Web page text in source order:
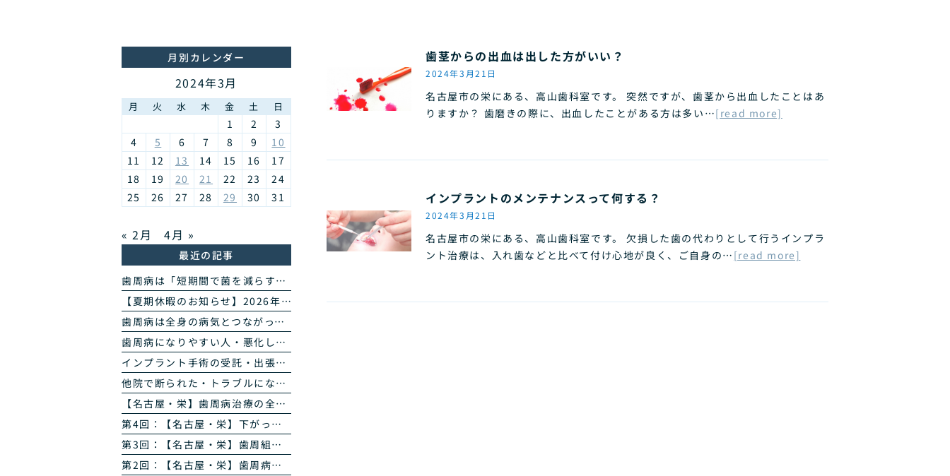
歯茎からの出血は出した方がいい？
2024年3月21日
名古屋市の栄にある、高山歯科室です。 突然ですが、歯茎から出血したことはあ
りますか？ 歯磨きの際に、出血したことがある方は多い…[read more]
インプラントのメンテナンスって何する？
2024年3月21日
名古屋市の栄にある、高山歯科室です。 欠損した歯の代わりとして行うインプラ
ント治療は、入れ歯などと比べて付け心地が良く、ご自身の… [read more]
月別カレンダー
2024年3月
月 火 水 木 金 土 日
1 2
3
4
5 6 7 8 9
10
11
12 13 14 15 16
17
18
19 20 21 22 23
24
25
26 27 28 29 30 31
« 2月 4月 »
最近の記事
歯周病は「短期間で菌を減らす」治療へ｜当院の歯周病除菌プログラム
【夏期休暇のお知らせ】2026年8月11日(火・祝)〜16日(日)
歯周病は全身の病気とつながっています｜糖尿病・心臓・誤嚥性肺炎・認知症との関係｜名古屋・栄の高山歯科室
歯周病になりやすい人・悪化しやすい人｜生活習慣・持病・お薬のリスク因子｜名古屋・栄の高山歯科室
インプラント手術の受託・出張オペのご案内｜歯科医師の先生方へ
他院で断られた・トラブルになったインプラントのご相談
【名古屋・栄】歯周病治療の全4回まとめ｜検査から再生治療・歯肉退縮まで専門医が解説
第4回：【名古屋・栄】下がった歯ぐきは治る？ズッケリー法で歯肉退縮を改善する再生治療
第3回：【名古屋・栄】歯周組織再生治療とは？エムドゲイン・リグロスで歯を残す方法を専門医が解説
第2回：【名古屋・栄】歯周病のPCR菌検査とは？原因菌を見える化する4ステップを専門医が解説